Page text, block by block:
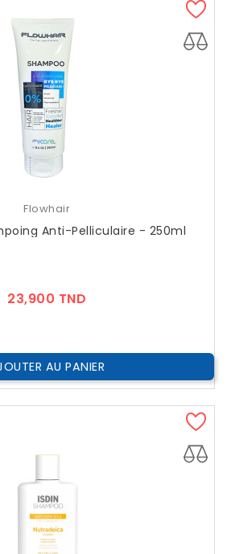
Flowhair
Anti-Pelliculaire - 250ml
23,900 TND
AU PANIER